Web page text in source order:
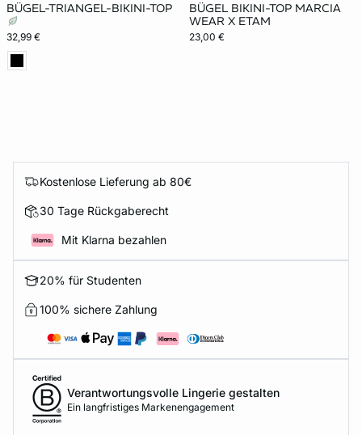
BÜGEL-TRIANGEL-BIKINI-TOP
32,99 €
BÜGEL BIKINI-TOP MARCIA
WEAR X ETAM
23,00 €
Kostenlose Lieferung ab 80€
30 Tage Rückgaberecht
Mit Klarna bezahlen
20% für Studenten
100% sichere Zahlung
Verantwortungsvolle Lingerie gestalten
Ein langfristiges Markenengagement